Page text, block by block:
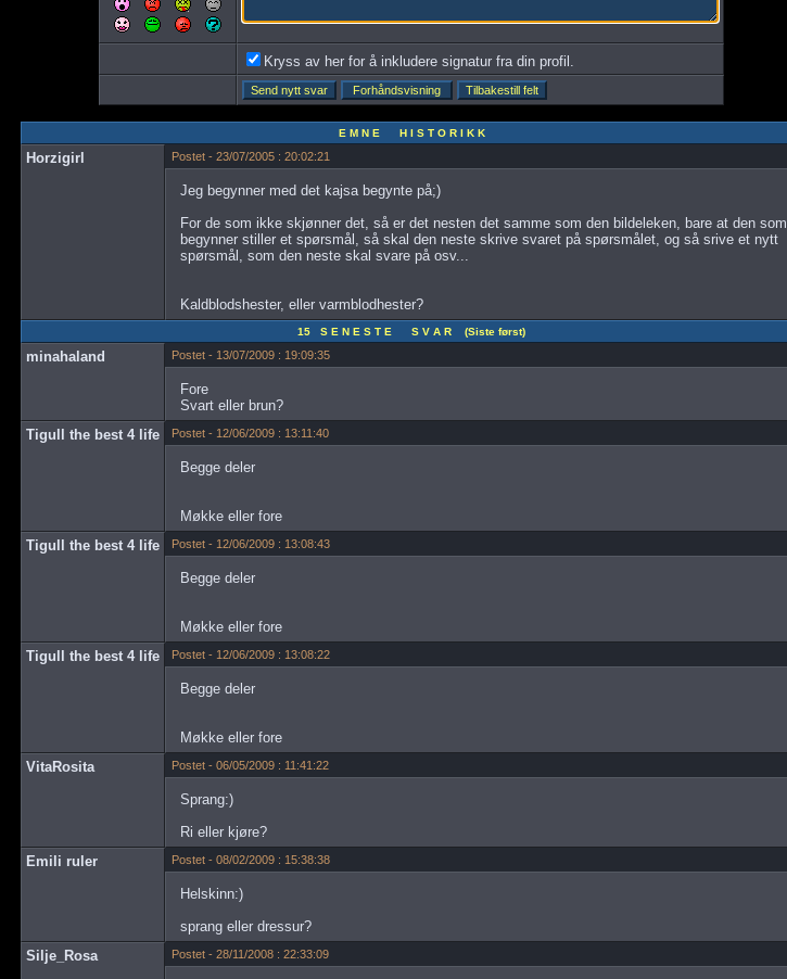
Kryss av her for å inkludere signatur fra din profil.
E M N E H I S T O R I K K
Horzigirl Postet - 23/07/2005 : 20:02:21
Jeg begynner med det kajsa begynte på;)
For de som ikke skjønner det, så er det nesten det samme som den bildeleken, bare at den som
begynner stiller et spørsmål, så skal den neste skrive svaret på spørsmålet, og så srive et nytt
spørsmål, som den neste skal svare på osv...
Kaldblodshester, eller varmblodhester?
15 S E N E S T E S V A R (Siste først)
minahaland Postet - 13/07/2009 : 19:09:35
Fore
Svart eller brun?
Tigull the best 4 life
Postet - 12/06/2009 : 13:11:40
Begge deler
Møkke eller fore
Tigull the best 4 life
Postet - 12/06/2009 : 13:08:43
Begge deler
Møkke eller fore
Tigull the best 4 life
Postet - 12/06/2009 : 13:08:22
Begge deler
Møkke eller fore
VitaRosita
Postet - 06/05/2009 : 11:41:22
Sprang:)
Ri eller kjøre?
Emili ruler
Postet - 08/02/2009 : 15:38:38
Helskinn:)
sprang eller dressur?
Silje_Rosa
Postet - 28/11/2008 : 22:33:09